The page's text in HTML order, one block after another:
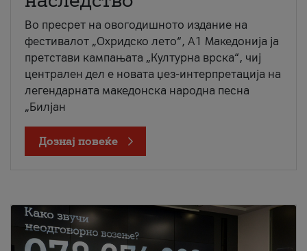
Во пресрет на овогодишното издание на
фестивалот „Охридско лето“, А1 Македонија ја
претстави кампањата „Културна врска“, чиј
централен дел е новата џез-интерпретација на
легендарната македонска народна песна
„Билјан
Дознај повеќе